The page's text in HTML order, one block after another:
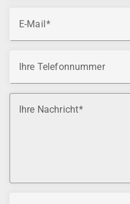
E-Mail
Ihre Telefonnummer
Ihre Nachricht